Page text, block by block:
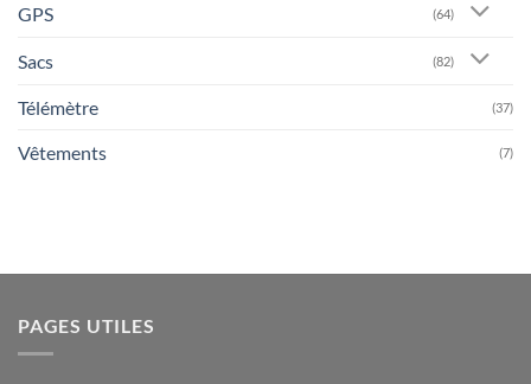
GPS (64)
Sacs (82)
Télémètre (37)
Vêtements (7)
PAGES UTILES